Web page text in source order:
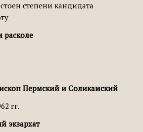
степени кандидата
расколе
Пермский и Соликамский
гг.
экзархат